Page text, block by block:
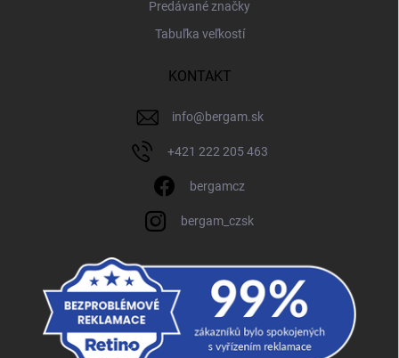
Predávané značky
Tabuľka veľkostí
KONTAKT
info@bergam.sk
+421 222 205 463
bergamcz
bergam_czsk